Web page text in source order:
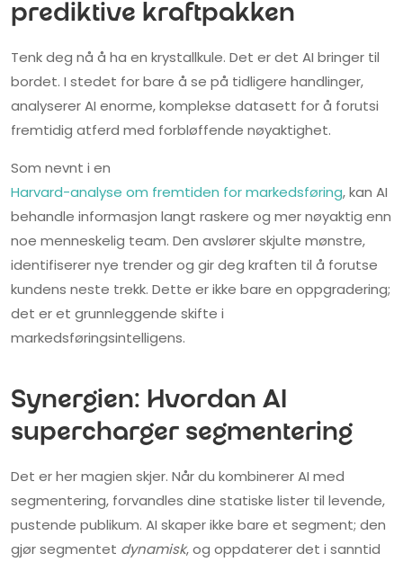
prediktive kraftpakken
Tenk deg nå å ha en krystallkule. Det er det AI bringer til
bordet. I stedet for bare å se på tidligere handlinger,
analyserer AI enorme, komplekse datasett for å forutsi
fremtidig atferd med forbløffende nøyaktighet.
Som nevnt i en
Harvard-analyse om fremtiden for markedsføring, kan AI
behandle informasjon langt raskere og mer nøyaktig enn
noe menneskelig team. Den avslører skjulte mønstre,
identifiserer nye trender og gir deg kraften til å forutse
kundens neste trekk. Dette er ikke bare en oppgradering;
det er et grunnleggende skifte i
markedsføringsintelligens.
Synergien: Hvordan AI
supercharger segmentering
Det er her magien skjer. Når du kombinerer AI med
segmentering, forvandles dine statiske lister til levende,
pustende publikum. AI skaper ikke bare et segment; den
gjør segmentet dynamisk, og oppdaterer det i sanntid